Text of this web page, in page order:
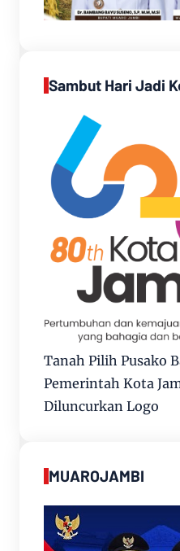
Sambut Hari Jadi
Tanah Pilih Pusako
Pemerintah Kota
Diluncurkan Logo
MUAROJAMBI